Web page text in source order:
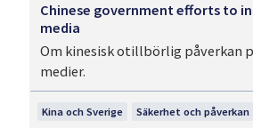
Kina och Sverige Säkerhet och påverkan
Chinese government efforts to
media
Om kinesisk otillbörlig påverkan
medier.